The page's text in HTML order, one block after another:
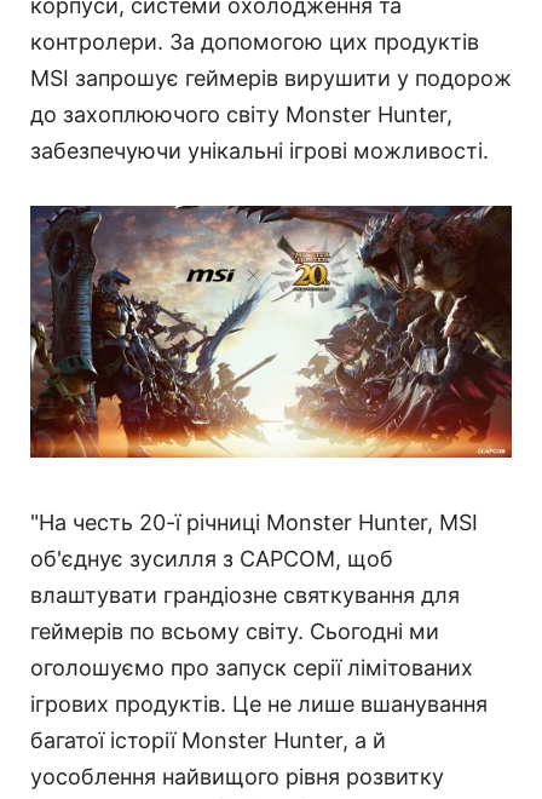
контролери. За допомогою цих продуктів
MSI запрошує геймерів вирушити у подорож
до захоплюючого світу Monster Hunter,
забезпечуючи унікальні ігрові можливості.
"На честь 20-ї річниці Monster Hunter, MSI
об'єднує зусилля з CAPCOM, щоб
влаштувати грандіозне святкування для
геймерів по всьому світу. Сьогодні ми
оголошуємо про запуск серії лімітованих
ігрових продуктів. Це не лише вшанування
багатої історії Monster Hunter, а й
уособлення найвищого рівня розвитку